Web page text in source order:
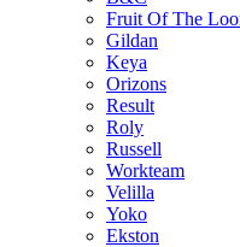
Fruit Of The
Gildan
Keya
Orizons
Result
Roly
Russell
Workteam
Velilla
Yoko
Ekston